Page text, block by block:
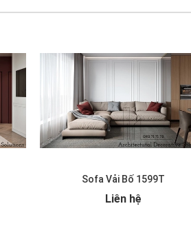
Sofa Vải Bố 1599T
Liên hệ